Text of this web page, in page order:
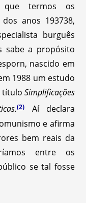
que termos os
anos 1937­38,
burguês
sabe a propósito
nascido em
1988 um estudo
título Simplificações
(2)Aí declara
e afirma
bem reais da
entre os
se tal fosse